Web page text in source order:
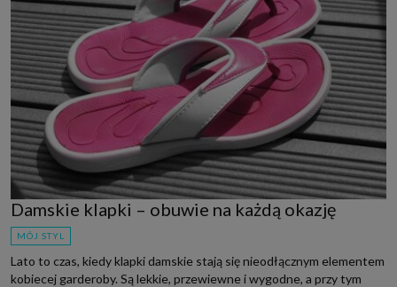
Damskie klapki – obuwie na każdą okazję
MÓJ STYL
Lato to czas, kiedy klapki damskie stają się nieodłącznym elementem
kobiecej garderoby. Są lekkie, przewiewne i wygodne, a przy tym